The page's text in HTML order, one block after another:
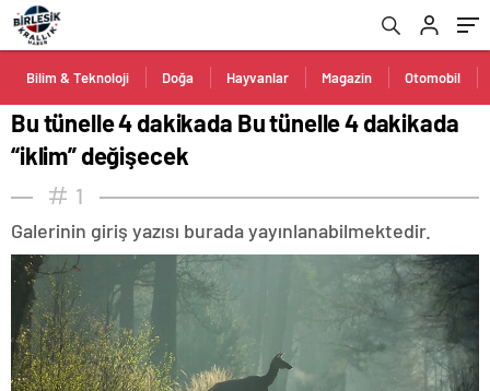
Bilim & Teknoloji Doğa Hayvanlar Magazin Otomobil
Bu tünelle 4 dakikada Bu tünelle 4 dakikada
“iklim” değişecek
1
Galerinin giriş yazısı burada yayınlanabilmektedir.